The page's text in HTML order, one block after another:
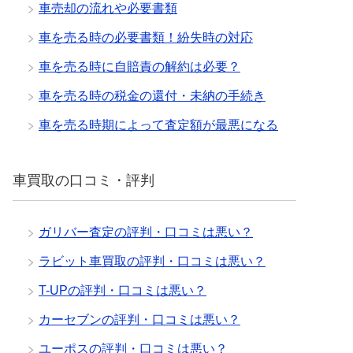
車売却の流れや必要書類
車を売る時の必要書類！紛失時の対応
車を売る時に自賠責の解約は必要？
車を売る時の税金の還付・未納の手続き
車を売る時期によって査定額が最悪になる
車買取の口コミ・評判
ガリバー査定の評判・口コミは悪い？
ラビット車買取の評判・口コミは悪い？
T-UPの評判・口コミは悪い？
カーセブンの評判・口コミは悪い？
ユーポスの評判・口コミは悪い？